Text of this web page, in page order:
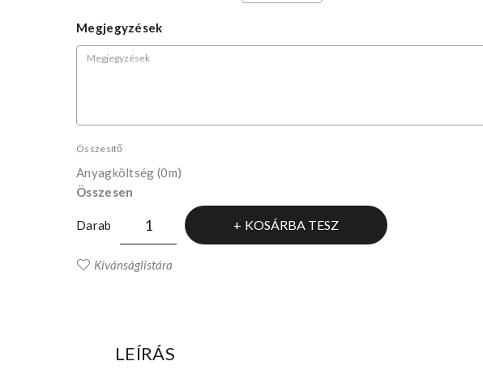
Megjegyzések
Összesítő
Anyagköltség (0m)
Összesen
Darab KOSÁRBA TESZ
Kívánságlistára
LEÍRÁS